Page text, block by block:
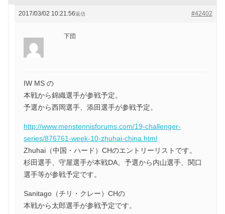
2017/03/02 10:21:56 #42402
返信
下団
IW MS の
本戦から錦織選手が参戦予定。
予選から西岡選手、添田選手が参戦予定。
http://www.menstennisforums.com/19-challenger-
series/876761-week-10-zhuhai-china.html
Zhuhai（中国・ハード）CHのエントリーリストです。
杉田選手、守屋選手が本戦DA。予選から内山選手、関口
選手等が参戦予定です。
Sanitago（チリ・クレー）CHの
本戦から太郎選手が参戦予定です。